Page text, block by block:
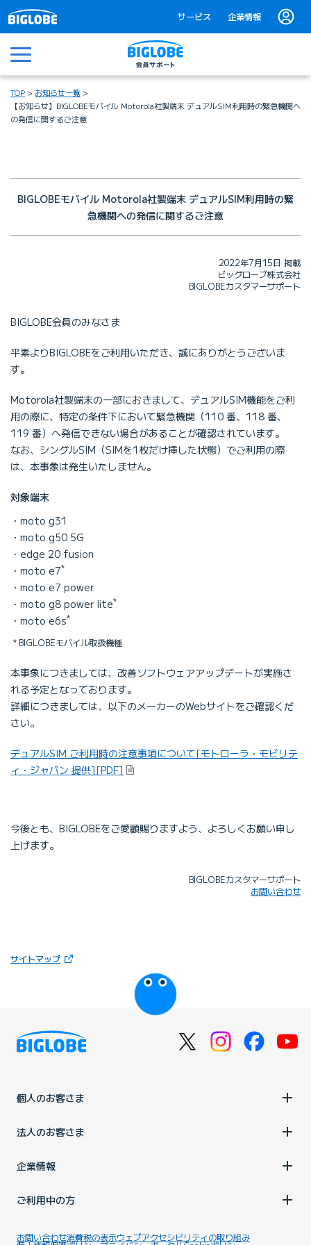
サービス 企業情報
メニュー
TOP
お知らせ一覧
【お知らせ】BIGLOBEモバイル Motorola社製端末 デュアルSIM利用時の緊急機関へ
の発信に関するご注意
BIGLOBEモバイル Motorola社製端末 デュアルSIM利用時の緊
急機関への発信に関するご注意
2022年7月15日 掲載
ビッグローブ株式会社
BIGLOBEカスタマーサポート
BIGLOBE会員のみなさま
平素よりBIGLOBEをご利用いただき、誠にありがとうございま
す。
Motorola社製端末の一部におきまして、デュアルSIM機能をご利
用の際に、特定の条件下において緊急機関（110 番、118 番、
119 番）へ発信できない場合があることが確認されています。
なお、シングルSIM（SIMを1枚だけ挿した状態）でご利用の際
は、本事象は発生いたしません。
対象端末
moto g31
moto g50 5G
edge 20 fusion
moto e7*
moto e7 power
moto g8 power lite*
moto e6s*
BIGLOBEモバイル取扱機種
本事象につきましては、改善ソフトウェアアップデートが実施さ
れる予定となっております。
詳細につきましては、以下のメーカーのWebサイトをご確認くだ
さい。
デュアルSIM ご利用時の注意事項について[モトローラ・モビリテ
ィ・ジャパン 提供][PDF]
今後とも、BIGLOBEをご愛顧賜りますよう、よろしくお願い申し
上げます。
BIGLOBEカスタマーサポート
お問い合わせ
サイトマップ（新しいタブで開きます）
びっぷるのページ
個人のお客さま
法人のお客さま
企業情報
ご利用中の方
お問い合わせ消費税の表示ウェブアクセシビリティの取り組み